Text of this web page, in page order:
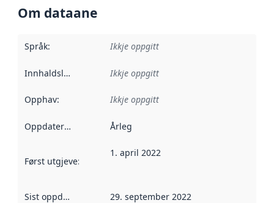
Om dataane
Språk: Ikkje oppgitt
Innhaldsleverandørar :
Ikkje oppgitt
Opphav: Ikkje oppgitt
Oppdateringsfrekvens :
Årleg
Først utgjeve: Denne datoen seier når dataa i dette
1. april 2022
Sist oppdatert 29. september 2022